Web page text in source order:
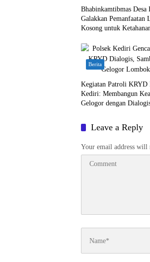
Bhabinkamtibmas Desa
Galakkan Pemanfaatan
Kosong untuk
Berita
Kegiatan Patroli KRYD
Kediri: Membangun
Gelogor dengan
Leave a Reply
Your email address will